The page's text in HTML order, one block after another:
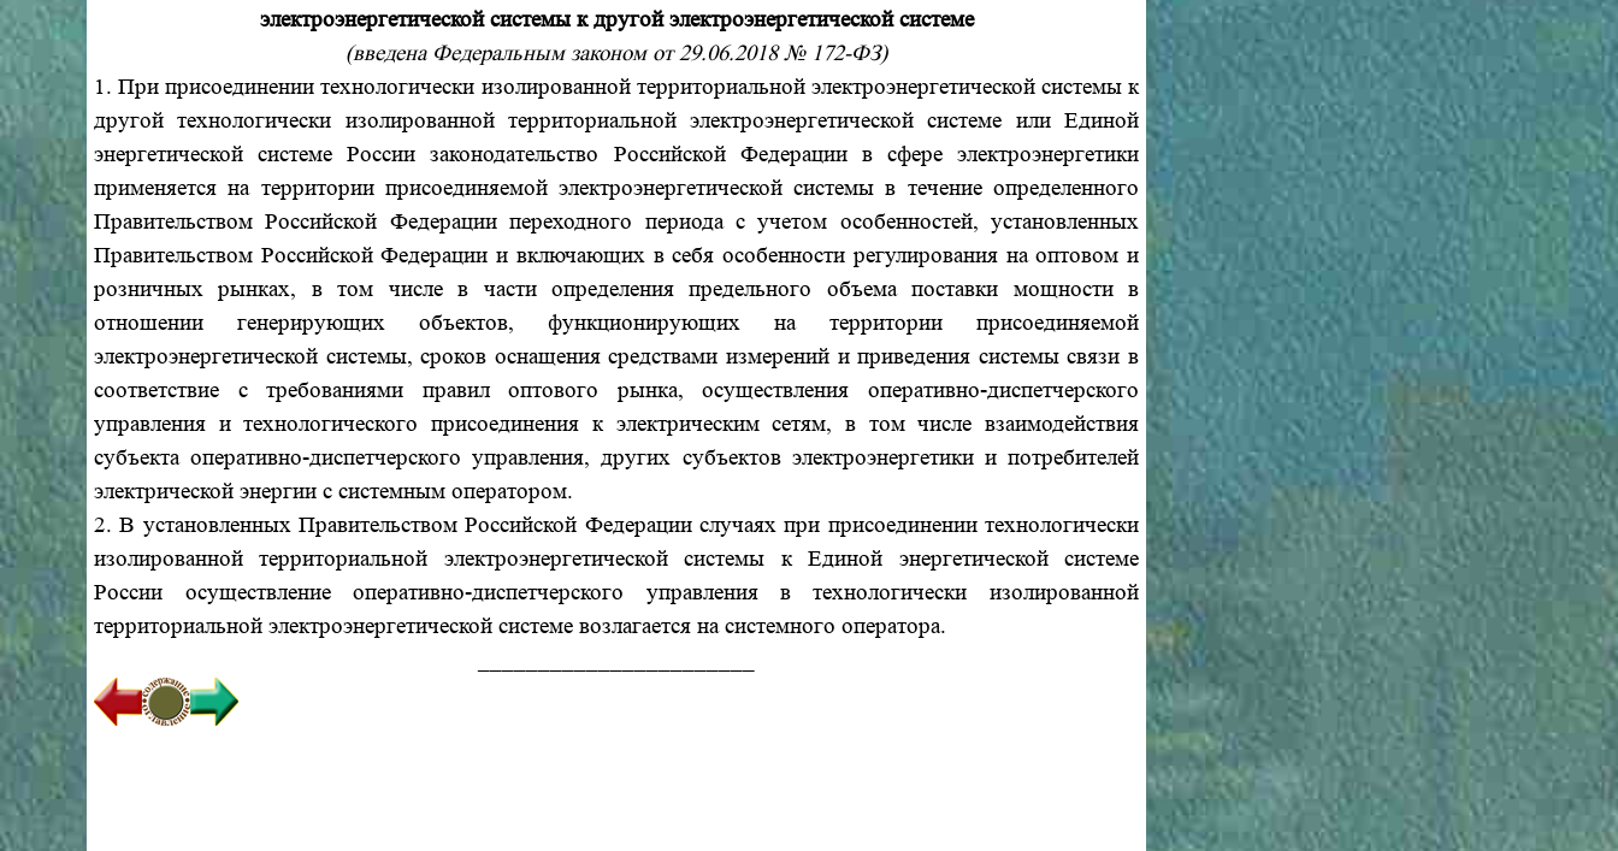
электроэнергетической системы к другой электроэнергетической системе
(введена Федеральным законом от 29.06.2018 № 172-ФЗ)
1. При присоединении технологически изолированной территориальной электроэнергетической системы к
другой технологически изолированной территориальной электроэнергетической системе или Единой
энергетической системе России законодательство Российской Федерации в сфере электроэнергетики
применяется на территории присоединяемой электроэнергетической системы в течение определенного
Правительством Российской Федерации переходного периода с учетом особенностей, установленных
Правительством Российской Федерации и включающих в себя особенности регулирования на оптовом и
розничных рынках, в том числе в части определения предельного объема поставки мощности в
отношении генерирующих объектов, функционирующих на территории присоединяемой
электроэнергетической системы, сроков оснащения средствами измерений и приведения системы связи в
соответствие с требованиями правил оптового рынка, осуществления оперативно-диспетчерского
управления и технологического присоединения к электрическим сетям, в том числе взаимодействия
субъекта оперативно-диспетчерского управления, других субъектов электроэнергетики и потребителей
электрической энергии с системным оператором.
2. В установленных Правительством Российской Федерации случаях при присоединении технологически
изолированной территориальной электроэнергетической системы к Единой энергетической системе
России осуществление оперативно-диспетчерского управления в технологически изолированной
территориальной электроэнергетической системе возлагается на системного оператора.